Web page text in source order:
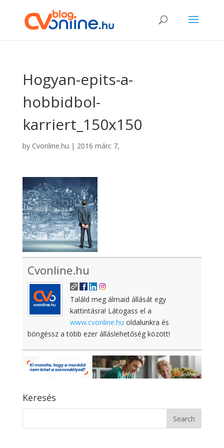
Hogyan-epits-a-
hobbidbol-
karriert_150x150
by Cvonline.hu | 2016 márc 7,
Cvonline.hu
Találd meg álmaid állását egy
kattintásra! Látogass el a
www.cvonline.hu oldalunkra és
böngéssz a több ezer álláslehetőség között!
Keresés